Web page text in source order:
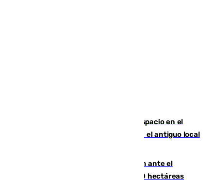
Las marca internacionales ganan espacio en el
Centro de Málaga: La Tagliatella abre en el antiguo local
Moreno pide extremar la precaución ante el
incendio de Niebla, que supera las 4.000 hectáreas